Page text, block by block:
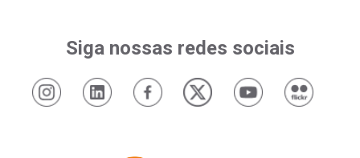
Siga nossas redes sociais